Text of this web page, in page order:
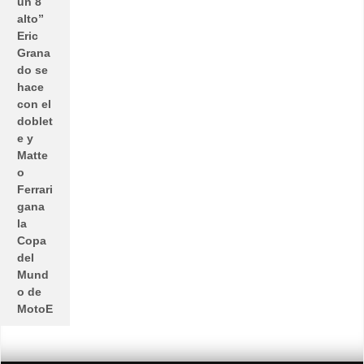
alto”
Eric
Grana
do se
hace
con el
doblet
e y
Matte
o
Ferrari
gana
la
Copa
del
Mund
o de
MotoE